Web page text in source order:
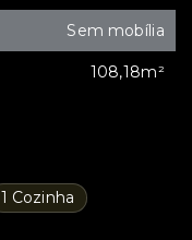
1 Cozinha
Sem mobília
108,18m²